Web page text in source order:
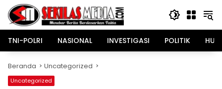
Langsung
konten
TNI-POLRI
NASIONAL INVESTIGASI POLITIK
Beranda Uncategorized
Uncategorized